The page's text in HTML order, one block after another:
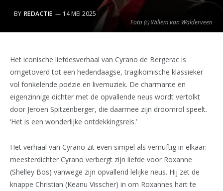
Foto (c) Willem van Walderveen
BY REDACTIE 14 MEI 2025
Het iconische liefdesverhaal van Cyrano de Bergerac is
omgetoverd tot een hedendaagse, tragikomische klassieker
vol fonkelende poëzie en livemuziek. De charmante en
eigenzinnige dichter met de opvallende neus wordt vertolkt
door Jeroen Spitzenberger, die daarmee zijn droomrol speelt.
‘Het is een wonderlijke ontdekkingsreis.’
Het verhaal van Cyrano zit even simpel als vernuftig in elkaar:
meesterdichter Cyrano verbergt zijn liefde voor Roxanne
(Shelley Bos) vanwege zijn opvallend lelijke neus. Hij zet de
knappe Christian (Keanu Visscher) in om Roxannes hart te